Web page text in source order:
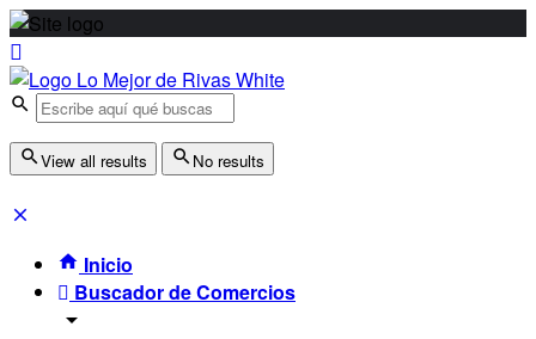
View all results No results
Inicio
Buscador de Comercios